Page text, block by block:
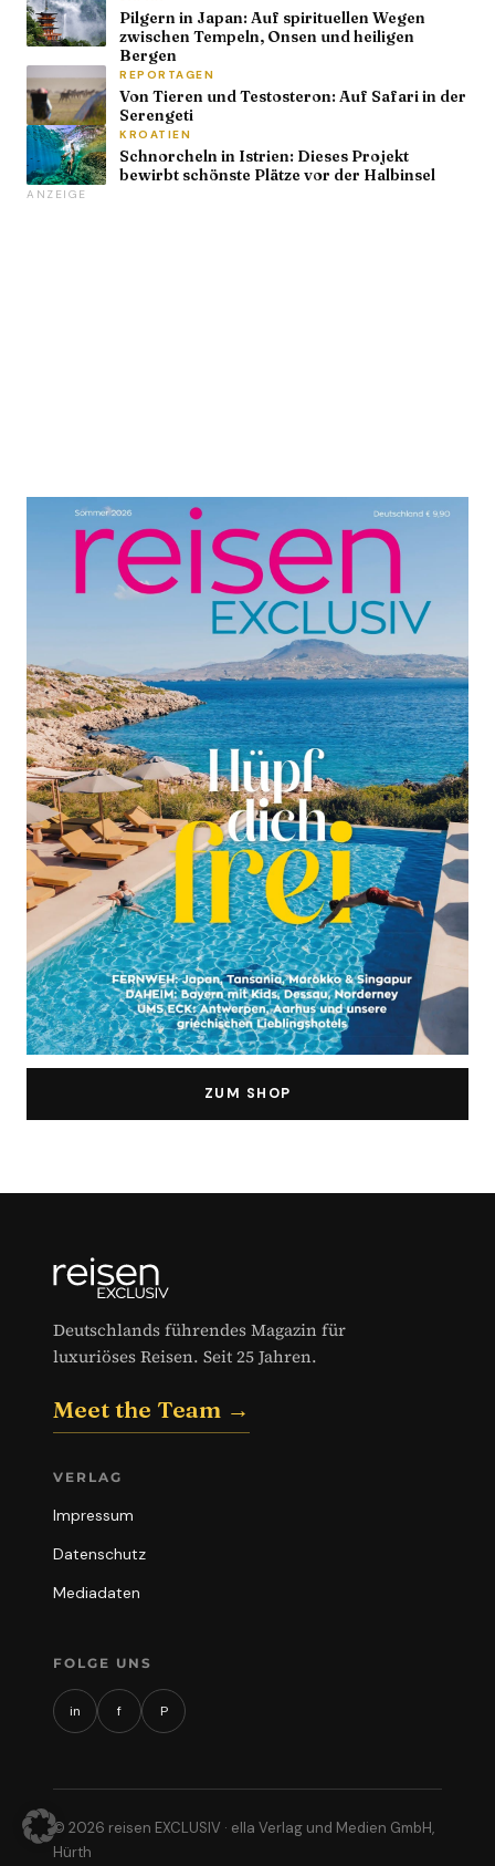
ZUM SHOP
Pilgern in Japan: Auf spirituellen Wegen
zwischen Tempeln, Onsen und heiligen
Bergen
REPORTAGEN
Von Tieren und Testosteron: Auf Safari in der
Serengeti
KROATIEN
Schnorcheln in Istrien: Dieses Projekt
bewirbt schönste Plätze vor der Halbinsel
ANZEIGE
Deutschlands führendes Magazin für
luxuriöses Reisen. Seit 25 Jahren.
Meet the Team →
VERLAG
Impressum
Datenschutz
Mediadaten
FOLGE UNS
in f P
© 2026 reisen EXCLUSIV · ella Verlag und Medien GmbH,
Hürth